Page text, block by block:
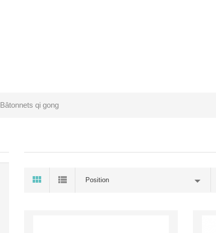
Bâtonnets qi gong
Position